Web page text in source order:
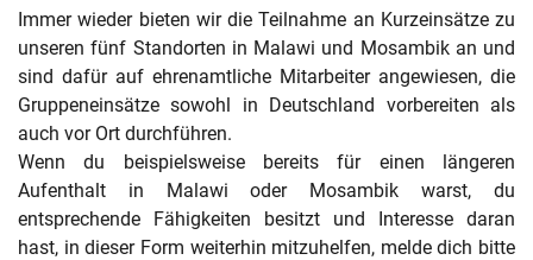
Immer wieder bieten wir die Teilnahme an Kurzeinsätze zu
unseren fünf Standorten in Malawi und Mosambik an und
sind dafür auf ehrenamtliche Mitarbeiter angewiesen, die
Gruppeneinsätze sowohl in Deutschland vorbereiten als
auch vor Ort durchführen.
Wenn du beispielsweise bereits für einen längeren
Aufenthalt in Malawi oder Mosambik warst, du
entsprechende Fähigkeiten besitzt und Interesse daran
hast, in dieser Form weiterhin mitzuhelfen, melde dich bitte